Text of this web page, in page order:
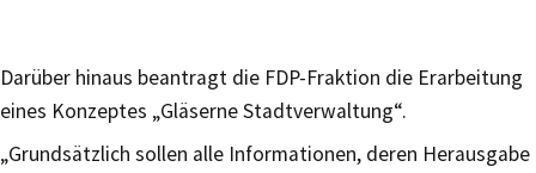
Darüber hinaus beantragt die FDP-Fraktion die Erarbeitung
eines Konzeptes „Gläserne Stadtverwaltung“.
„Grundsätzlich sollen alle Informationen, deren Herausgabe